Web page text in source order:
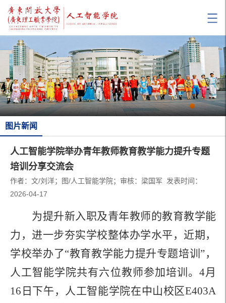
图片新闻
人工智能学院举办青年教师教育教学能力提升专题
培训分享交流会
作者：文/刘洋；图/人工智能学院；审核：梁国军 发表时间：
2026-04-17
为提升新入职及青年教师的教育教学能
力，进一步夯实学校整体办学水平，近期，
学校举办了“教育教学能力提升专题培训”，
人工智能学院共有六位教师参加培训。4月
16日下午，人工智能学院在中山校区E403A